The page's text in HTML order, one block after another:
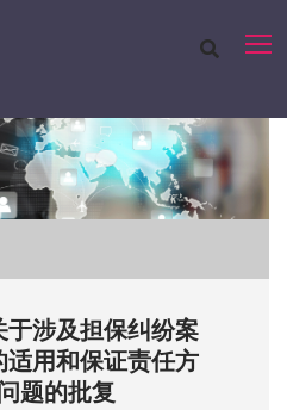
涉及担保纠纷案
用和保证责任方
题的批复